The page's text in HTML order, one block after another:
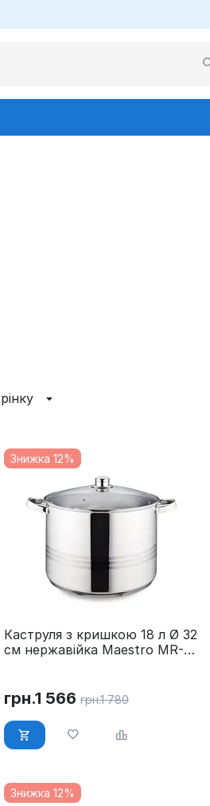
Знижка 12%
Каструля з кришкою 18 л Ø 32
см нержавійка Maestro MR-
грн.1 566 грн.1 780
Знижка 12%